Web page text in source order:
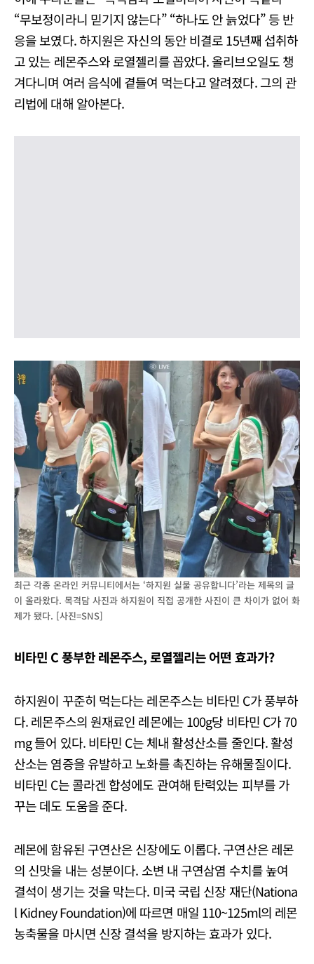
“무보정이라니 믿기지 않는다” “하나도 안 늙었다” 등 반
응을 보였다. 하지원은 자신의 동안 비결로 15년째 섭취하
고 있는 레몬주스와 로열젤리를 꼽았다. 올리브오일도 챙
겨다니며 여러 음식에 곁들여 먹는다고 알려졌다. 그의 관
리법에 대해 알아본다.
최근 각종 온라인 커뮤니티에서는 ‘하지원 실물 공유합니다’라는 제목의 글
이 올라왔다. 목격담 사진과 하지원이 직접 공개한 사진이 큰 차이가 없어 화
제가 됐다. [사진=SNS]
비타민 C 풍부한 레몬주스, 로열젤리는 어떤 효과가?
하지원이 꾸준히 먹는다는 레몬주스는 비타민 C가 풍부하
다. 레몬주스의 원재료인 레몬에는 100g당 비타민 C가 70
mg 들어 있다. 비타민 C는 체내 활성산소를 줄인다. 활성
산소는 염증을 유발하고 노화를 촉진하는 유해물질이다.
비타민 C는 콜라겐 합성에도 관여해 탄력있는 피부를 가
꾸는 데도 도움을 준다.
레몬에 함유된 구연산은 신장에도 이롭다. 구연산은 레몬
의 신맛을 내는 성분이다. 소변 내 구연삼염 수치를 높여
결석이 생기는 것을 막는다. 미국 국립 신장 재단(Nationa
l Kidney Foundation)에 따르면 매일 110~125ml의 레몬
농축물을 마시면 신장 결석을 방지하는 효과가 있다.